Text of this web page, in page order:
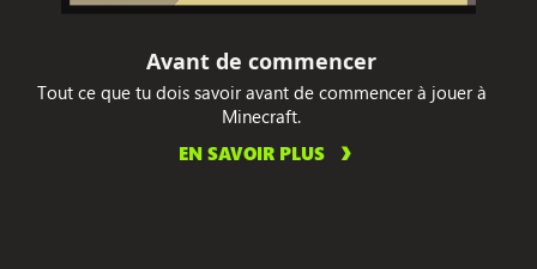
Avant de commencer
Tout ce que tu dois savoir avant de commencer à jouer à
Minecraft.
EN SAVOIR PLUS